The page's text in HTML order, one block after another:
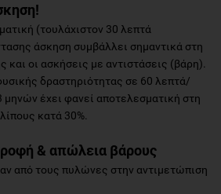
(τουλάχιστον 30 λεπτά
άσκηση συμβάλλει σημαντικά στη
οι ασκήσεις με αντιστάσεις (βάρη).
δραστηριότητας σε 60 λεπτά/
μηνών έχει φανεί αποτελεσματική στη
κατά 30%.
& απώλεια βάρους
από τους πυλώνες στην αντιμετώπιση